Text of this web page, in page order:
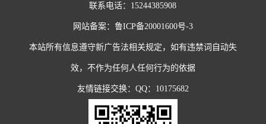
联系电话：15244385908
网站备案： 鲁ICP备20001600号-3
本站所有信息遵守新广告法相关规定，如有违禁词自动失
效，不作为任何人任何行为的依据
友情链接交换：QQ：10175682